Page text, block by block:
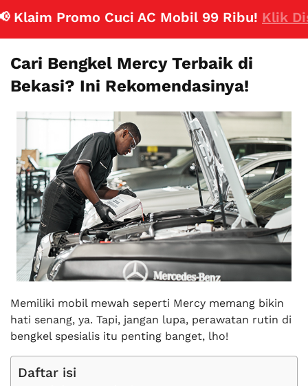
Promo Cuci AC Mobil 99 Ribu!Klik Disini
Cari Bengkel Mercy Terbaik di
Bekasi? Ini Rekomendasinya!
Memiliki mobil mewah seperti Mercy memang bikin
hati senang, ya. Tapi, jangan lupa, perawatan rutin di
bengkel spesialis itu penting banget, lho!
Daftar isi